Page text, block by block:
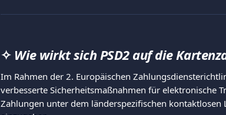
✧ Wie wirkt sich PSD2 auf die
Im Rahmen der 2. Europäischen
verbesserte Sicherheitsmaßnahmen für elektronische
Zahlungen unter dem länderspezifischen